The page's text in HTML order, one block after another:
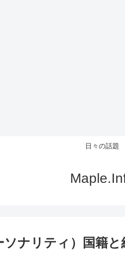
日々の話題
ナリティ）国籍と